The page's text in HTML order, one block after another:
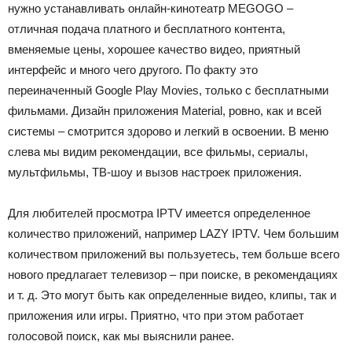
нужно устанавливать онлайн-кинотеатр MEGOGO ‒
отличная подача платного и бесплатного контента,
вменяемые цены, хорошее качество видео, приятный
интерфейс и много чего другого. По факту это
переиначенный Google Play Movies, только с бесплатными
фильмами. Дизайн приложения Material, ровно, как и всей
системы ‒ смотрится здорово и легкий в освоении. В меню
слева мы видим рекомендации, все фильмы, сериалы,
мультфильмы, ТВ-шоу и вызов настроек приложения.
Для любителей просмотра IPTV имеется определенное
количество приложений, например LAZY IPTV. Чем большим
количеством приложений вы пользуетесь, тем больше всего
нового предлагает телевизор ‒ при поиске, в рекомендациях
и т. д. Это могут быть как определенные видео, клипы, так и
приложения или игры. Приятно, что при этом работает
голосовой поиск, как мы выяснили ранее.